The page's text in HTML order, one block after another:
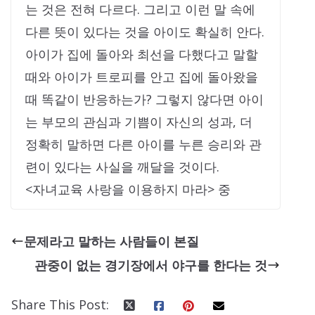
는 것은 전혀 다르다. 그리고 이런 말 속에
다른 뜻이 있다는 것을 아이도 확실히 안다.
아이가 집에 돌아와 최선을 다했다고 말할
때와 아이가 트로피를 안고 집에 돌아왔을
때 똑같이 반응하는가? 그렇지 않다면 아이
는 부모의 관심과 기쁨이 자신의 성과, 더
정확히 말하면 다른 아이를 누른 승리와 관
련이 있다는 사실을 깨달을 것이다.
<자녀교육 사랑을 이용하지 마라> 중
문제라고 말하는 사람들이 본질
관중이 없는 경기장에서 야구를 한다는 것
Share This Post: